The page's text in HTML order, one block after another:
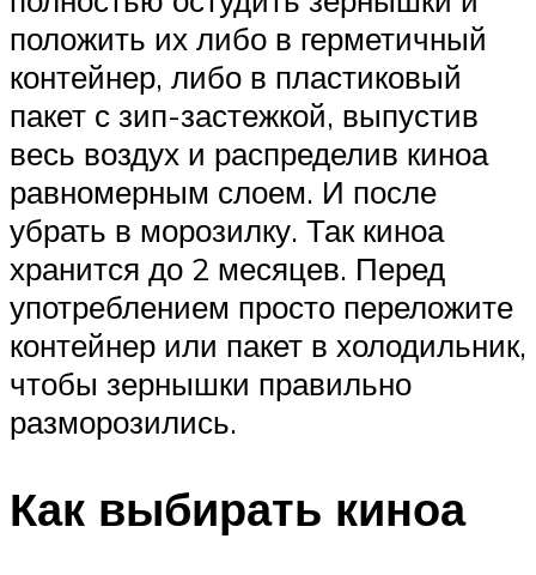
положить их либо в герметичный
контейнер, либо в пластиковый
пакет с зип-застежкой, выпустив
весь воздух и распределив киноа
равномерным слоем. И после
убрать в морозилку. Так киноа
хранится до 2 месяцев. Перед
употреблением просто переложите
контейнер или пакет в холодильник,
чтобы зернышки правильно
разморозились.
Как выбирать киноа